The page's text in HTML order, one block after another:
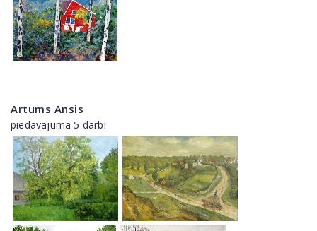
Artums Ansis
piedāvājumā 5 darbi